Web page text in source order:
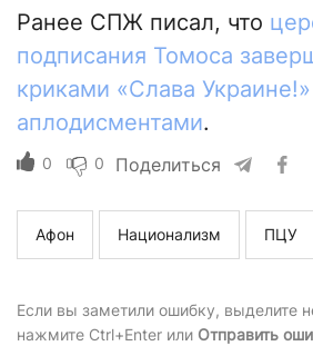
Ранее СПЖ писал, что
подписания Томоса
криками «Слава
аплодисментами.
0 0 Поделиться
Афон Национализм ПЦУ
Если вы заметили ошибку, выделите
нажмите Ctrl+Enter или Отправить